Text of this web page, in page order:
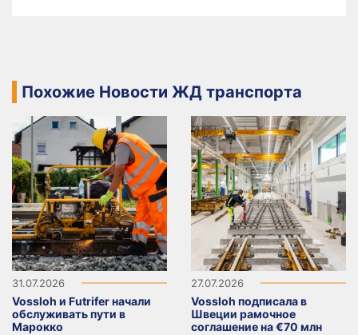
Похожие Новости ЖД транспорта
31.07.2026
Vossloh и Futrifer начали
обслуживать пути в
Марокко
27.07.2026
Vossloh подписала в
Швеции рамочное
соглашение на €70 млн